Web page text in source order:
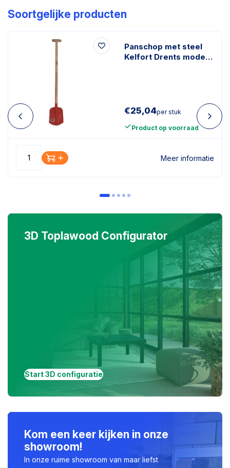
Soortgelijke producten
Panschop met steel
Kelfort Drents model
€25,04per stuk
Product op voorraad
Meer informatie
3D Toplawood Configurator
Start 3D configuratie
Kom een keer kijken in onze
showroom!
In onze ruime showroom van maar liefst